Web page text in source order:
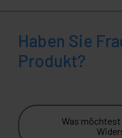
Haben Sie
Produkt?
Was möchtest